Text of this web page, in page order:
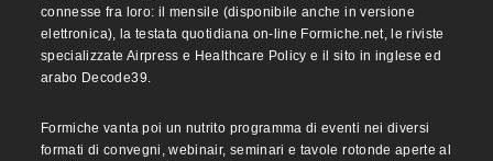
connesse fra loro: il mensile (disponibile anche in versione
elettronica), la testata quotidiana on-line Formiche.net, le riviste
specializzate Airpress e Healthcare Policy e il sito in inglese ed
arabo Decode39.
Formiche vanta poi un nutrito programma di eventi nei diversi
formati di convegni, webinair, seminari e tavole rotonde aperte al